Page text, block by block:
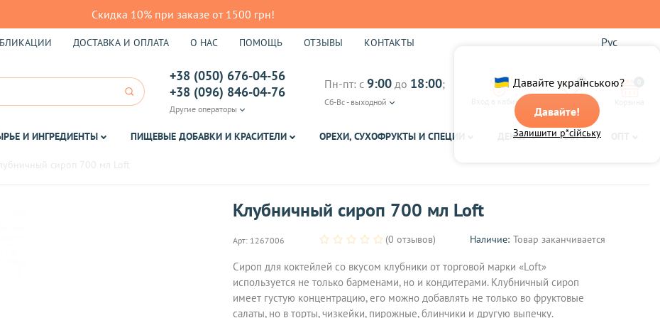
Скидка 10% при заказе от 1500 грн!
Давайте українською?
Давайте!
Залишити р*сійську
ДОСТАВКА И ОПЛАТА О НАС ПОМОЩЬ ОТЗЫВЫ КОНТАКТЫ Рус
+38 (050) 676-04-56
+38 (096) 846-04-76
Другие операторы
Пн-пт: с 9:00 до 18:00;
Сб-Вс - выходной Вход в кабинет
0
И ИНГРЕДИЕНТЫ ПИЩЕВЫЕ ДОБАВКИ И КРАСИТЕЛИ ОРЕХИ, СУХОФРУКТЫ И СПЕЦИИ ДЕКОР ЧАЙ
Клубничный сироп 700 мл Loft
Арт: 1267006 (0 отзывов) Наличие: Товар заканчивается
Сироп для коктейлей со вкусом клубники от торговой марки «Loft»
используется не только барменами, но и кондитерами. Клубничный сироп
имеет густую концентрацию, его можно добавлять не только во фруктовые
салаты, но в торты, чизкейки, пирожные, блинчики и другую выпечку.